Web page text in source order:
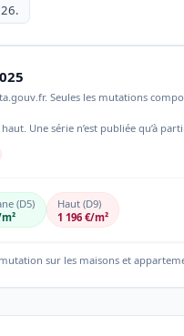
Seules les mutations
Une série n’est publiée qu’à
(D5)
Haut (D9)
1 196 €/m²
sur les maisons et